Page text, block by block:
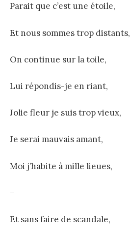
Parait que c’est une étoile,
Et nous sommes trop distants,
On continue sur la toile,
Lui répondis-je en riant,
Jolie fleur je suis trop vieux,
Je serai mauvais amant,
Moi j’habite à mille lieues,
–
Et sans faire de scandale,